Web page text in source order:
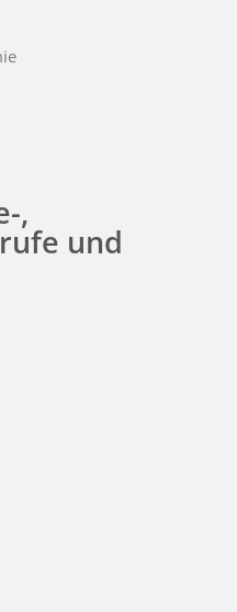
,
und